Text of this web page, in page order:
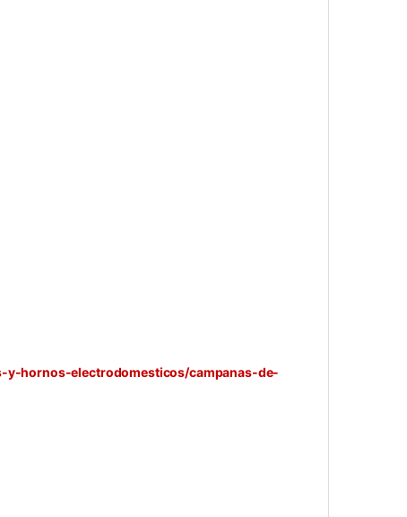
hornos-electrodomesticos/campanas-de-